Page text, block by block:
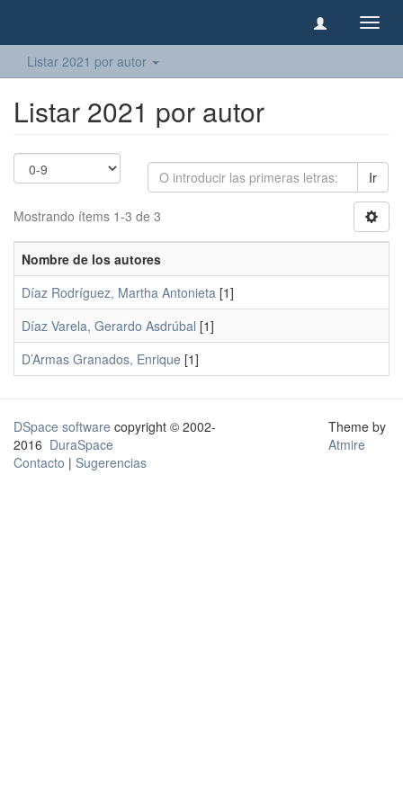
Listar 2021 por autor
Listar 2021 por autor
Ir
Mostrando ítems 1-3 de 3
Nombre de los autores
Díaz Rodríguez, Martha Antonieta [1]
Díaz Varela, Gerardo Asdrúbal [1]
D’Armas Granados, Enrique [1]
DSpace software copyright © 2002-
2016 DuraSpace
Contacto | Sugerencias
Theme by
Atmire